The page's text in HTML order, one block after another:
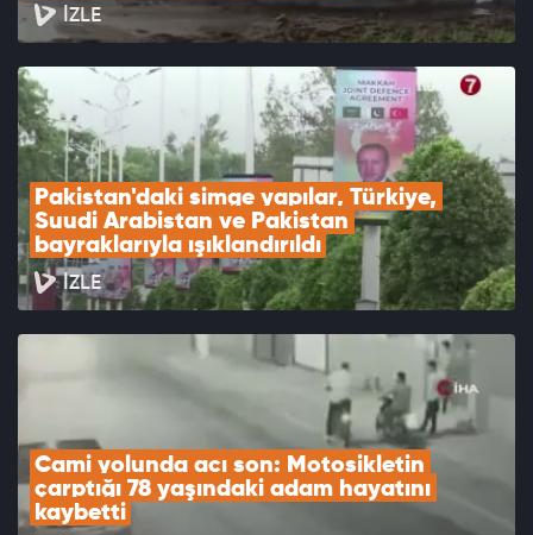
İZLE
Pakistan'daki simge yapılar, Türkiye,
Suudi Arabistan ve Pakistan
bayraklarıyla ışıklandırıldı
İZLE
Cami yolunda acı son: Motosikletin
çarptığı 78 yaşındaki adam hayatını
kaybetti